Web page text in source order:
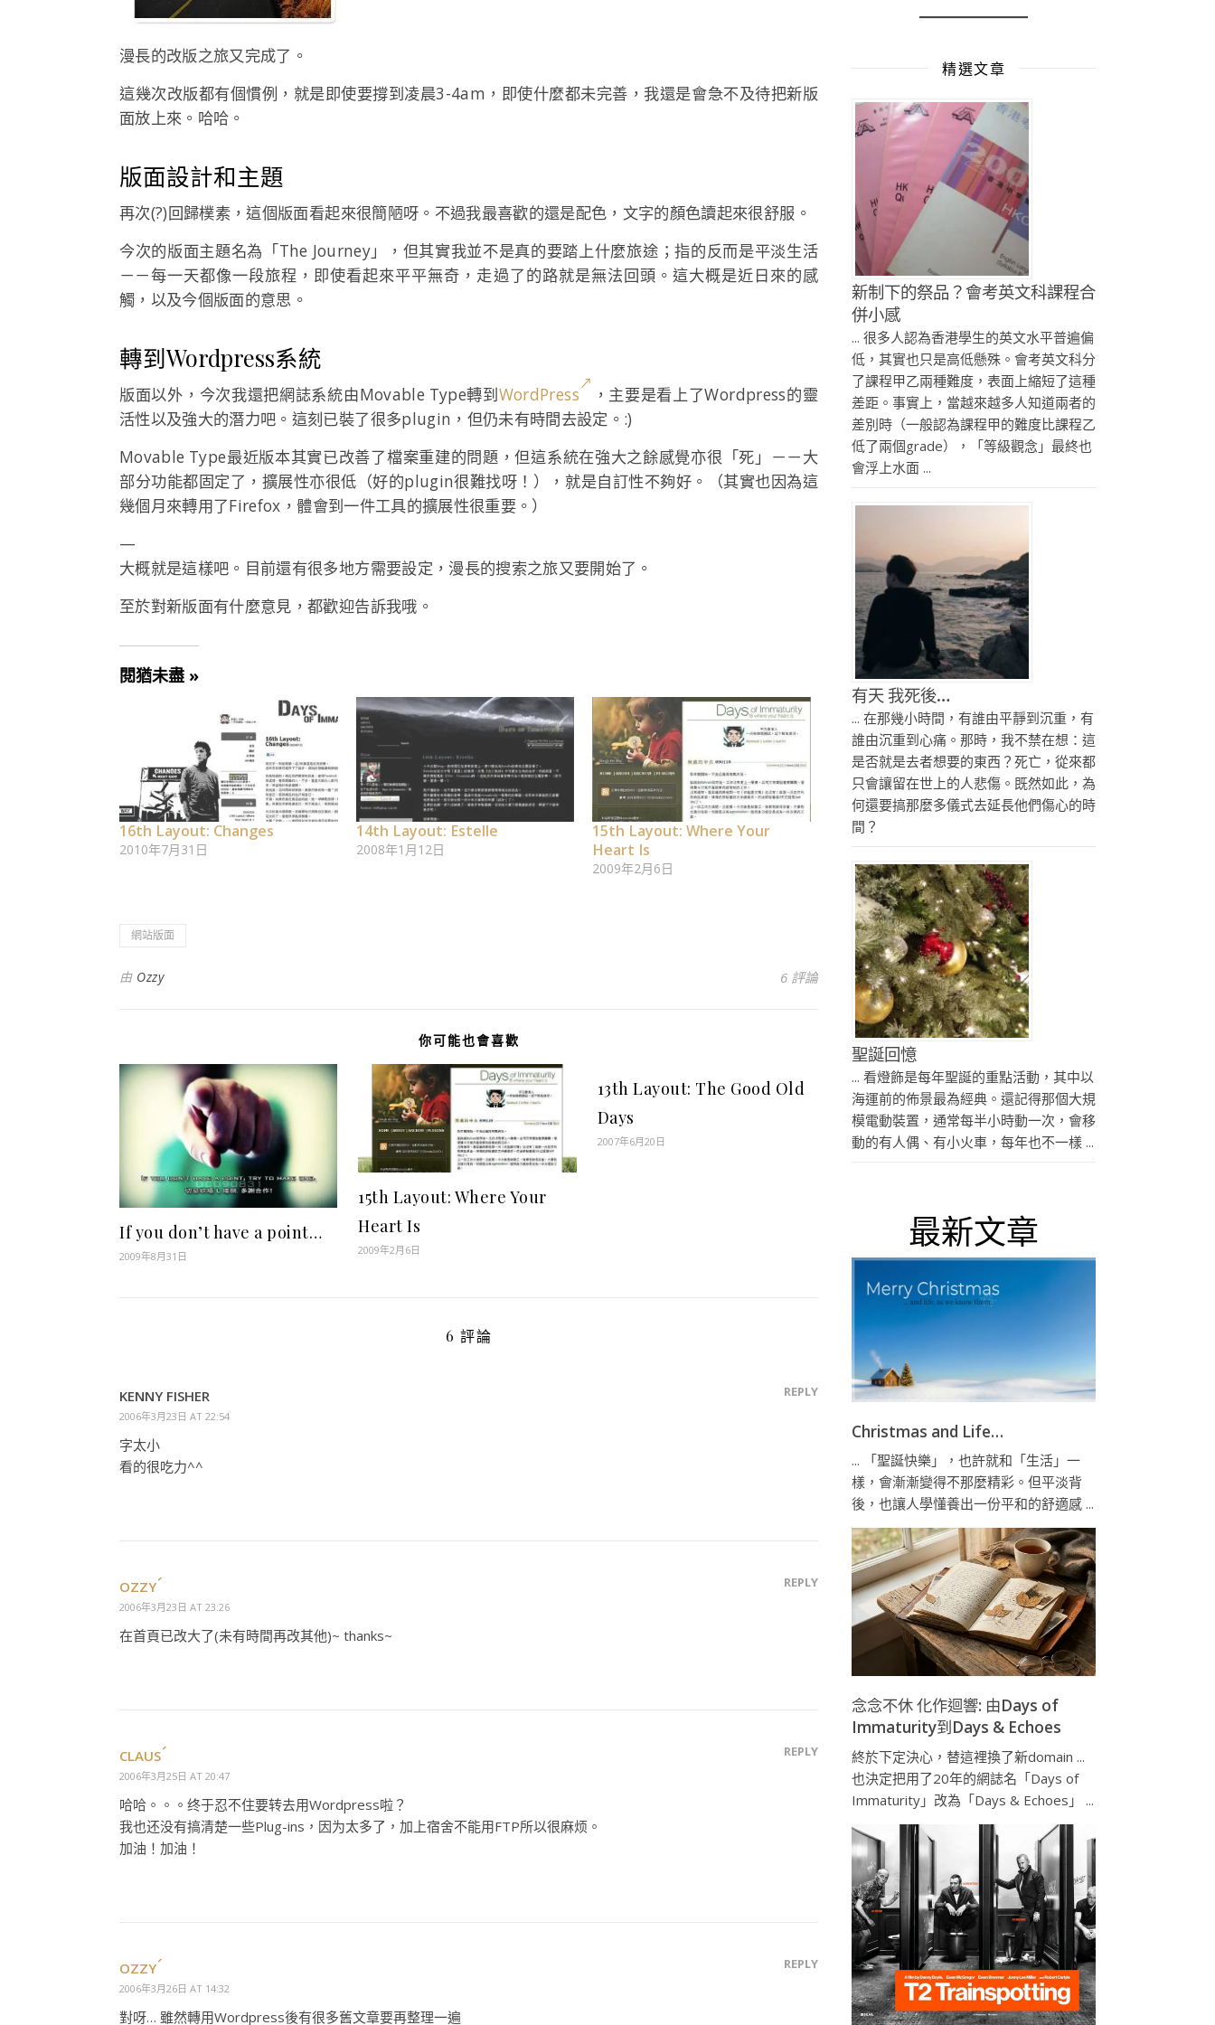
漫長的改版之旅又完成了。
這幾次改版都有個慣例，就是即使要撐到凌晨3-4am，即使什麼都未完善，我還是會急不及待把新版
面放上來。哈哈。
版面設計和主題
再次(?)回歸樸素，這個版面看起來很簡陋呀。不過我最喜歡的還是配色，文字的顏色讀起來很舒服。
今次的版面主題名為「The Journey」，但其實我並不是真的要踏上什麼旅途；指的反而是平淡生活
－－每一天都像一段旅程，即使看起來平平無奇，走過了的路就是無法回頭。這大概是近日來的感
觸，以及今個版面的意思。
轉到Wordpress系統
版面以外，今次我還把網誌系統由Movable Type轉到WordPress
，主要是看上了Wordpress的靈
活性以及強大的潛力吧。這刻已裝了很多plugin，但仍未有時間去設定。:)
Movable Type最近版本其實已改善了檔案重建的問題，但這系統在強大之餘感覺亦很「死」－－大
部分功能都固定了，擴展性亦很低（好的plugin很難找呀！），就是自訂性不夠好。（其實也因為這
幾個月來轉用了Firefox，體會到一件工具的擴展性很重要。）
—
大概就是這樣吧。目前還有很多地方需要設定，漫長的搜索之旅又要開始了。
至於對新版面有什麼意見，都歡迎告訴我哦。
閱猶未盡 »
16th Layout: Changes
2010年7月31日
14th Layout: Estelle
2008年1月12日
15th Layout: Where Your
Heart Is
2009年2月6日
網站版面
由 Ozzy 6 評論
你可能也會喜歡
If you don’t have a point…
2009年8月31日
15th Layout: Where Your
Heart Is
2009年2月6日
13th Layout: The Good Old
Days
2007年6月20日
6 評論
KENNY FISHER
2006年3月23日 AT 22:54
REPLY
字太小
看的很吃力^^
OZZY
2006年3月23日 AT 23:26
REPLY
在首頁已改大了(未有時間再改其他)~ thanks~
CLAUS
2006年3月25日 AT 20:47
REPLY
哈哈。。。终于忍不住要转去用Wordpress啦？
我也还没有搞清楚一些Plug-ins，因为太多了，加上宿舍不能用FTP所以很麻烦。
加油！加油！
OZZY
2006年3月26日 AT 14:32
REPLY
對呀… 雖然轉用Wordpress後有很多舊文章要再整理一遍
精選文章
新制下的祭品？會考英文科課程合
併小感
... 很多人認為香港學生的英文水平普遍偏
低，其實也只是高低懸殊。會考英文科分
了課程甲乙兩種難度，表面上縮短了這種
差距。事實上，當越來越多人知道兩者的
差別時（一般認為課程甲的難度比課程乙
低了兩個grade），「等級觀念」最終也
會浮上水面 ...
有天 我死後…
... 在那幾小時間，有誰由平靜到沉重，有
誰由沉重到心痛。那時，我不禁在想：這
是否就是去者想要的東西？死亡，從來都
只會讓留在世上的人悲傷。既然如此，為
何還要搞那麼多儀式去延長他們傷心的時
間？
聖誕回憶
... 看燈飾是每年聖誕的重點活動，其中以
海運前的佈景最為經典。還記得那個大規
模電動裝置，通常每半小時動一次，會移
動的有人偶、有小火車，每年也不一樣 ...
最新文章
Christmas and Life…
... 「聖誕快樂」，也許就和「生活」一
樣，會漸漸變得不那麼精彩。但平淡背
後，也讓人學懂養出一份平和的舒適感 ...
念念不休 化作迴響: 由Days of
Immaturity到Days & Echoes
終於下定決心，替這裡換了新domain ...
也決定把用了20年的網誌名「Days of
Immaturity」改為「Days & Echoes」 ...